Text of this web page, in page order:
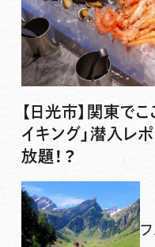
【日光市】関東で
イキング」潜入レ
放題！？